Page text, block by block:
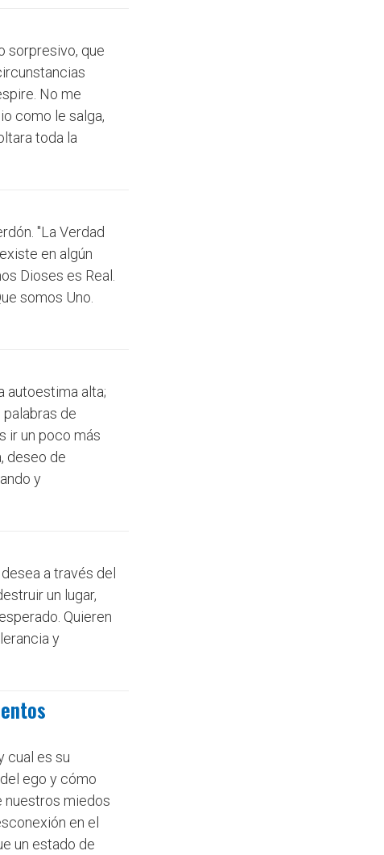
sorpresivo, que
No me
como le salga,
toda la
"La Verdad
en algún
Dioses es Real.
somos Uno.
autoestima alta;
de
ir un poco más
deseo de
y
a través del
un lugar,
Quieren
y
cual es su
ego y cómo
nuestros miedos
en el
un estado de